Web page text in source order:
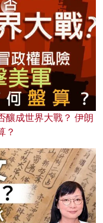
釀成世界大戰？ 伊朗
？